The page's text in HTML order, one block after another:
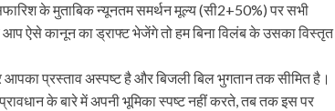
के मुताबिक न्यूनतम समर्थन मूल्य (सी2+50%) पर सभी
ऐसे कानून का ड्राफ्ट भेजेंगे तो हम बिना विलंब के उसका विस्तृत
प्रस्ताव अस्पष्ट है और बिजली बिल भुगतान तक सीमित है।
के बारे में अपनी भूमिका स्पष्ट नहीं करते, तब तक इस पर